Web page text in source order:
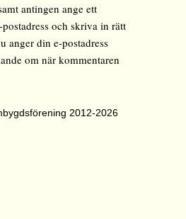
antingen ange ett
och skriva in rätt
anger din e-postadress
om när kommentaren
2012-2026